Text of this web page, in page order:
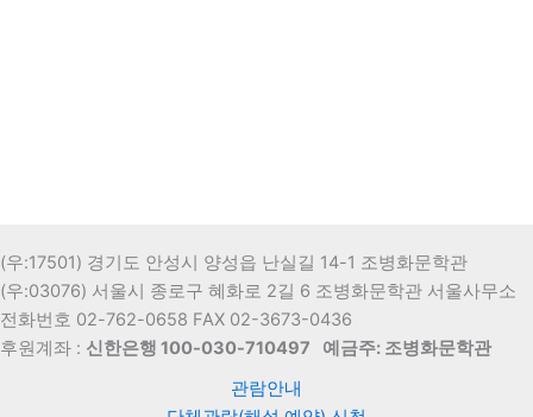
(우:17501) 경기도 안성시 양성읍 난실길 14-1 조병화문학관
(우:03076) 서울시 종로구 혜화로 2길 6 조병화문학관 서울사무소
전화번호 02-762-0658 FAX 02-3673-0436
후원계좌 : 신한은행 100-030-710497
예금주: 조병화문학관
관람안내